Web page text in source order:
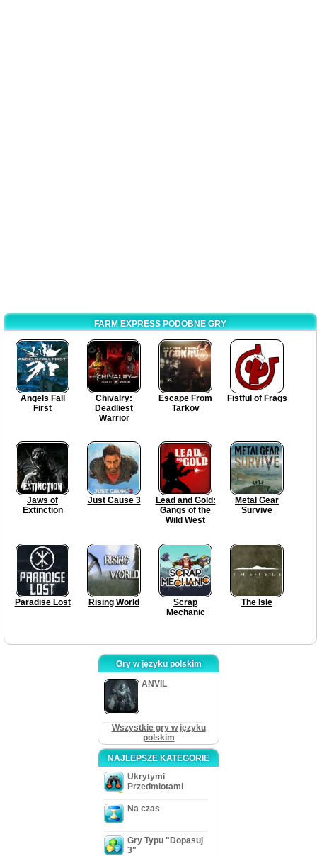
FARM EXPRESS PODOBNE GRY
Angels Fall
First
Chivalry:
Deadliest
Warrior
Escape From
Tarkov
Fistful of Frags
Jaws of
Extinction
Just Cause 3
Lead and Gold:
Gangs of the
Wild West
Metal Gear
Survive
Paradise Lost Rising World
Scrap
Mechanic
The Isle
Gry w języku polskim
ANVIL
Wszystkie gry w języku
polskim
NAJLEPSZE KATEGORIE
Ukrytymi
Przedmiotami
Na czas
Gry Typu "Dopasuj
3"